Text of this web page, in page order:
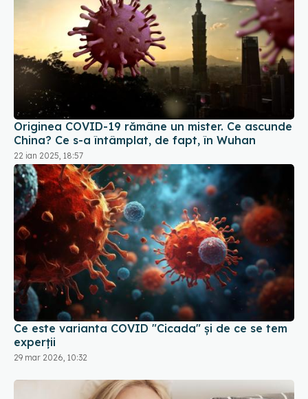
Originea COVID-19 rămâne un mister. Ce ascunde
China? Ce s-a întâmplat, de fapt, în Wuhan
22 ian 2025, 18:57
Ce este varianta COVID "Cicada" și de ce se tem
experții
29 mar 2026, 10:32